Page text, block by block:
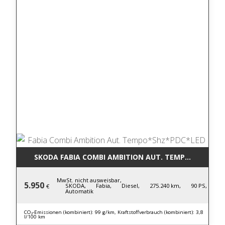
SKODA FABIA COMBI AMBITION AUT.
5.950 €
MwSt. nicht ausweisbar,
SKODA, Fabia, Diesel, 275.240 km, 90 PS,
Automatik
CO₂-Emissionen (kombiniert): 99 g/km, Kraftstoffverbrauch (kombiniert): 3,8
l/100 km